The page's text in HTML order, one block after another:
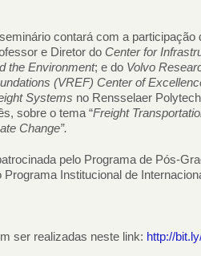
contará com a participação
e Diretor do Center for
the Environment; e do Volvo
(VREF) Center of
Systems no Rensselaer
sobre o tema “Freight
Change”.
pelo Programa de Pós-
Institucional de
ser realizadas neste link: http://